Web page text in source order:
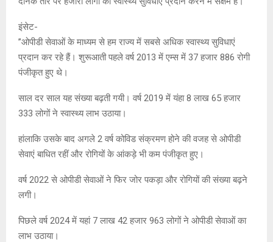
इंसेट-
’’ओपीडी सेवाओं के माध्यम से हम राज्य में सबसे अधिक स्वास्थ्य सुविधाएं
प्रदान कर रहे हैं। शुरूआती पहले वर्ष 2013 में एम्स में 37 हजार 886 रोगी
पंजीकृत हुए थे।
साल दर साल यह संख्या बढ़ती गयी। वर्ष 2019 में यंहा 8 लाख 65 हजार
333 लोगों ने स्वास्थ्य लाभ उठाया।
हांलाकि उसके बाद अगले 2 वर्ष कोविड संक्रमण होने की वजह से ओपीडी
सेवाएं बाधित रहीं और रोगियों के आंकड़े भी कम पंजीकृत हुए।
वर्ष 2022 से ओपीडी सेवाओं ने फिर जोर पकड़ा और रोगियों की संख्या बढ़ने
लगी।
पिछले वर्ष 2024 में यहां 7 लाख 42 हजार 963 लोगों ने ओपीडी सेवाओं का
लाभ उठाया।